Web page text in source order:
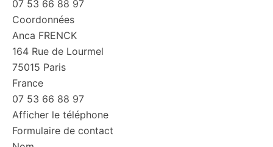
07 53 66 88 97
Coordonnées
Anca FRENCK
164 Rue de Lourmel
75015 Paris
France
07 53 66 88 97
Afficher le téléphone
Formulaire de contact